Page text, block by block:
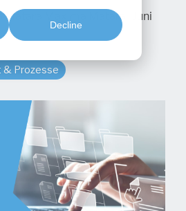
Decline
Maxima Matara
Juni
& Prozesse